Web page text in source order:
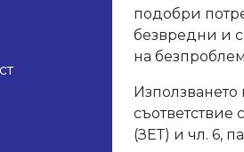
подобри
безвредни и
на
Използването
съответствие
(ЗЕТ) и чл. 6,